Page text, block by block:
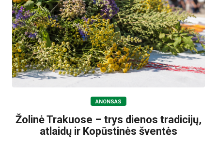
ANONSAS
Žolinė Trakuose – trys dienos tradicijų,
atlaidų ir Kopūstinės šventės